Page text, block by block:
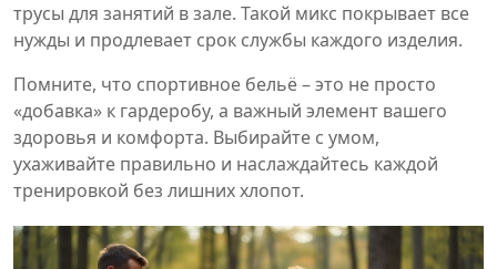
трусы для занятий в зале. Такой микс покрывает все
нужды и продлевает срок службы каждого изделия.
Помните, что спортивное бельё – это не просто
«добавка» к гардеробу, а важный элемент вашего
здоровья и комфорта. Выбирайте с умом,
ухаживайте правильно и наслаждайтесь каждой
тренировкой без лишних хлопот.